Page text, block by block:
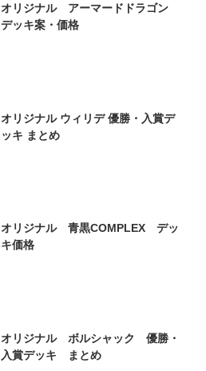
オリジナル アーマードドラゴン
デッキ案・価格
オリジナル ウィリデ 優勝・入賞デ
ッキ まとめ
オリジナル 青黒COMPLEX デッ
キ価格
オリジナル ボルシャック 優勝・
入賞デッキ まとめ